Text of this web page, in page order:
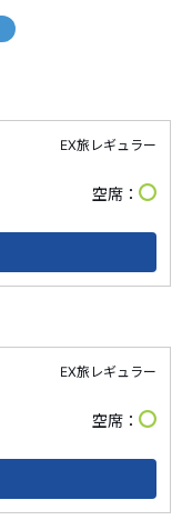
EX旅レギュラー
空席
EX旅レギュラー
空席